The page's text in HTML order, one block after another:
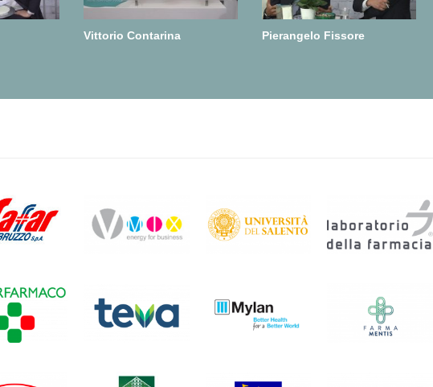
Vittorio Contarina Pierangelo Fissore